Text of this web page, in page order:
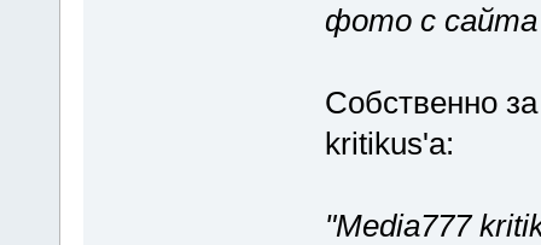
фото с
Собственно
kritikus'а:
"Media777